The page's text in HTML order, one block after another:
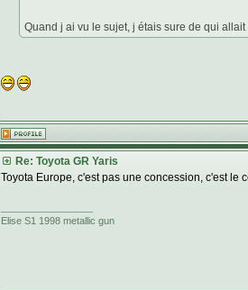
Quand j ai vu le sujet, j étais sure de qui
Re: Toyota GR Yaris
Toyota Europe, c'est pas une concession, c'est
Elise S1 1998 metallic gun